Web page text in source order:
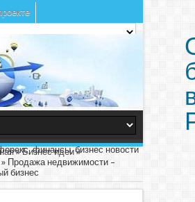
финансы, бизнес новости
»Бизнес идеи»
Продажа недвижимости –
бизнес